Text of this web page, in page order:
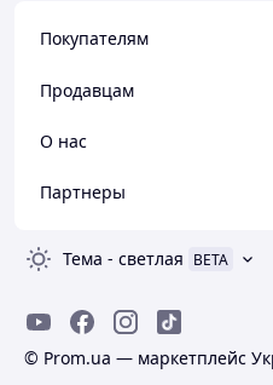
Покупателям
Продавцам
О нас
Партнеры
Тема - светлая BETA
© Prom.ua — маркетплейс